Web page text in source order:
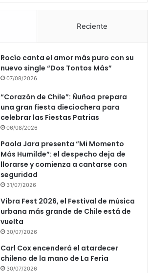
Reciente
Rocío canta el amor más puro con su
nuevo single “Dos Tontos Más”
07/08/2026
“Corazón de Chile”: Ñuñoa prepara
una gran fiesta dieciochera para
celebrar las Fiestas Patrias
06/08/2026
Paola Jara presenta “Mi Momento
Más Humilde”: el despecho deja de
llorarse y comienza a cantarse con
seguridad
31/07/2026
Vibra Fest 2026, el Festival de música
urbana más grande de Chile está de
vuelta
30/07/2026
Carl Cox encenderá el atardecer
chileno de la mano de La Feria
30/07/2026